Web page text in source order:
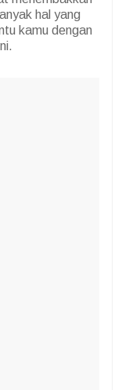
hal yang
kamu dengan